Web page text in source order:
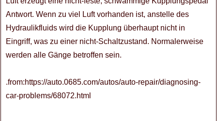
Antwort. Wenn zu viel Luft vorhanden ist, anstelle des
Hydraulikfluids wird die Kupplung überhaupt nicht in
Eingriff, was zu einer nicht-Schaltzustand. Normalerweise
werden alle Gänge betroffen sein.
.from:https://auto.0685.com/autos/auto-repair/diagnosing-
car-problems/68072.html